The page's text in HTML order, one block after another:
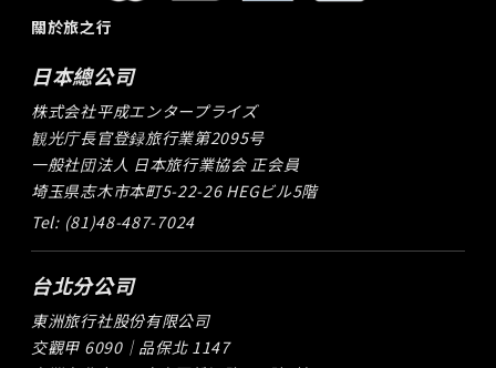
關於旅之行
日本總公司
株式会社平成エンタープライズ
観光庁長官登録旅行業第2095号
一般社団法人 日本旅行業協会 正会員
埼玉県志木市本町5-22-26 HEGビル5階
Tel: (81)48-487-7024
台北分公司
東洲旅行社股份有限公司
交觀甲 6090｜品保北 1147